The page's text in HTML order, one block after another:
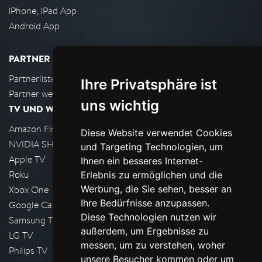
Ihre Privatsphäre ist
uns wichtig
Diese Website verwendet Cookies
und Targeting Technologien, um
Ihnen ein besseres Internet-
Erlebnis zu ermöglichen und die
Werbung, die Sie sehen, besser an
Ihre Bedürfnisse anzupassen.
Diese Technologien nutzen wir
außerdem, um Ergebnisse zu
messen, um zu verstehen, woher
unsere Besucher kommen oder um
iPhone, iPad App
Android App
PARTNER
Partnerliste
Partner werden
TV UND WOHNZIMMER
Amazon FireTV
NVIDIA SHIELD, Google TV
Apple TV
Roku
Xbox One
Google Cast
Samsung TV
LG TV
Philips TV